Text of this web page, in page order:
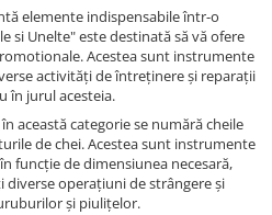
elemente indispensabile într-o
si Unelte" este destinată să vă ofere
Acestea sunt instrumente
activități de întreținere și reparații
în jurul acesteia.
această categorie se numără cheile
de chei. Acestea sunt instrumente
funcție de dimensiunea necesară,
operațiuni de strângere și
și piulițelor.